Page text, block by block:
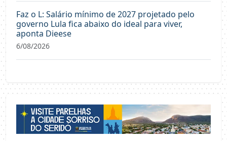
Faz o L: Salário mínimo de 2027 projetado pelo
governo Lula fica abaixo do ideal para viver,
aponta Dieese
6/08/2026